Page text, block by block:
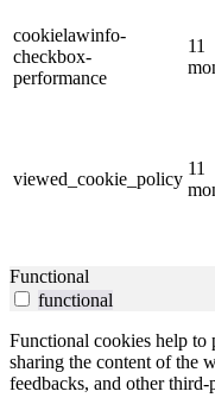
cookielawinfo-
checkbox-
performance
11
viewed_cookie_policy
11
Functional
functional
Functional cookies help
sharing the content of the
feedbacks, and other third-